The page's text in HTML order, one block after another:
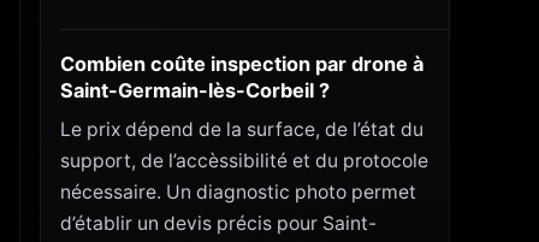
Combien coûte inspection par drone à
Saint-Germain-lès-Corbeil ?
Le prix dépend de la surface, de l’état du
support, de l’accèssibilité et du protocole
nécessaire. Un diagnostic photo permet
d’établir un devis précis pour Saint-